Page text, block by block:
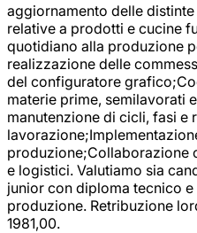
aggiornamento delle
relative a prodotti e cucine
quotidiano alla produzione
realizzazione delle
del configuratore
materie prime, semilavorati
manutenzione di cicli, fasi e
produzione;Collaborazione
e logistici. Valutiamo sia
junior con diploma tecnico
produzione. Retribuzione
1981,00.